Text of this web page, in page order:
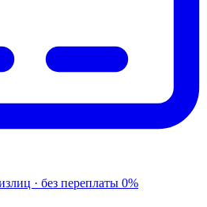
· без переплаты 0%